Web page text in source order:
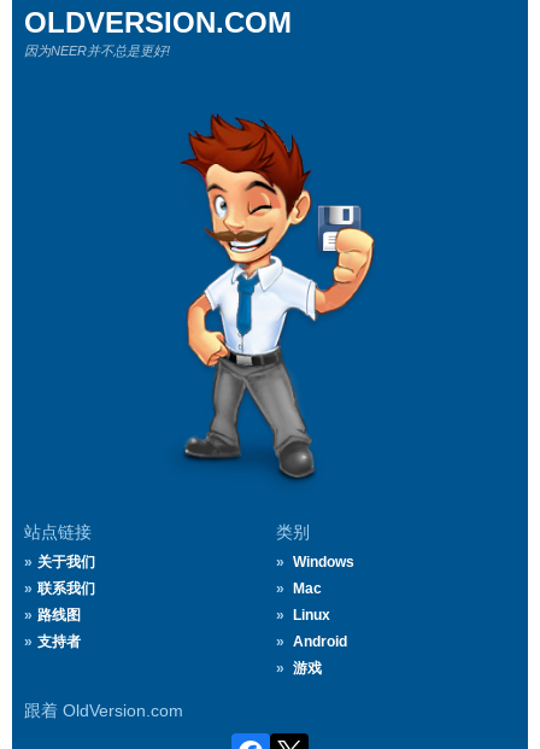
站点链接
关于我们
联系我们
路线图
支持者
类别
Windows
Mac
Linux
Android
游戏
跟着 OldVersion.com
OLDVERSION.COM
因为NEER并不总是更好!